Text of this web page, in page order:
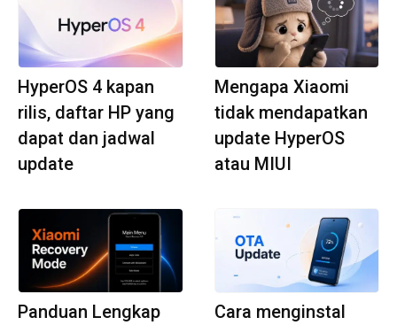
HyperOS 4 kapan
rilis, daftar HP yang
dapat dan jadwal
update
Mengapa Xiaomi
tidak mendapatkan
update HyperOS
atau MIUI
Panduan Lengkap
Cara menginstal